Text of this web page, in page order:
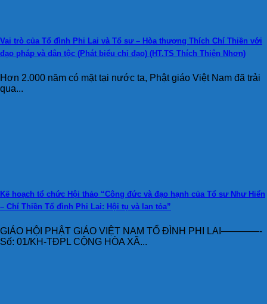
Vai trò của Tổ đình Phi Lai và Tổ sư – Hòa thượng Thích Chí Thiền với
đạo pháp và dân tộc (Phát biểu chỉ đạo) (HT.TS Thích Thiện Nhơn)
Hơn 2.000 năm có mặt tại nước ta, Phật giáo Việt Nam đã trải
qua...
Kế hoạch tổ chức Hội thảo “Công đức và đạo hạnh của Tổ sư Như Hiển
– Chí Thiền Tổ đình Phi Lai: Hội tụ và lan tỏa”
GIÁO HỘI PHẬT GIÁO VIỆT NAM TỔ ĐÌNH PHI LAI————-
Số: 01/KH-TĐPL CỘNG HÒA XÃ...